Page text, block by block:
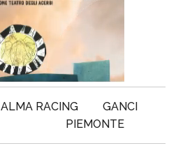
ALMA RACING
GANCI
PIEMONTE